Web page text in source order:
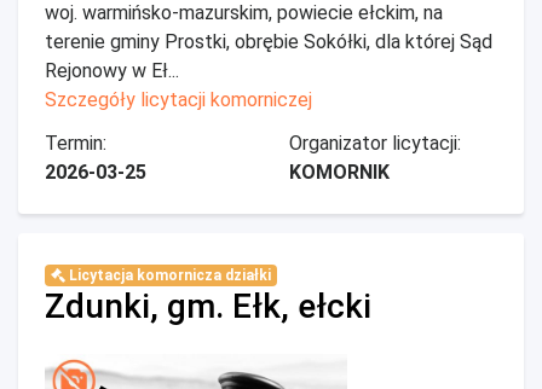
woj. warmińsko-mazurskim, powiecie ełckim, na
terenie gminy Prostki, obrębie Sokółki, dla której Sąd
Rejonowy w Eł...
Szczegóły licytacji komorniczej
Termin:
2026-03-25
Organizator licytacji:
KOMORNIK
Licytacja komornicza działki
Zdunki, gm. Ełk, ełcki